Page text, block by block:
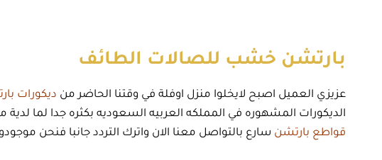
بارتشن خشب للصالات الطائف
عزيزي العميل اصبح لايخلوا منزل اوفلة في وقتنا الحاضر من ديكورات
الديكورات المشهوره في المملكه العربيه السعوديه بكثره جدا لما
قواطع بارتشن سارع بالتواصل معنا الان واترك التردد جانبا فنحن